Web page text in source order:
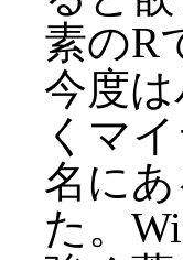
素のR
今度
くマ
名に
た。